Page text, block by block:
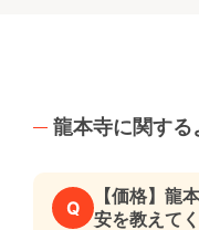
龍本寺に関する
Q
【価格】龍
安を教えてく